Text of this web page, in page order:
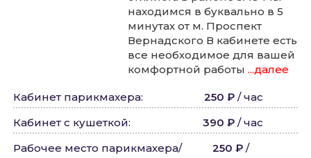
находимся в буквально в 5
минутах от м. Проспект
Вернадского В кабинете есть
все необходимое для вашей
комфортной работы ...далее
Кабинет парикмахера: 250 ₽ / час
Кабинет с кушеткой: 390 ₽ / час
Рабочее место парикмахера/
250 ₽ /